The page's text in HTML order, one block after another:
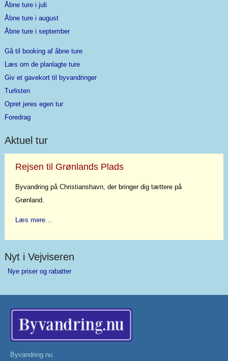
Åbne ture i juli
Åbne ture i august
Åbne ture i september
Gå til booking af åbne ture
Læs om de planlagte ture
Giv et gavekort til byvandringer
Turlisten
Opret jeres egen tur
Foredrag
Aktuel tur
Rejsen til Grønlands Plads
Byvandring på Christianshavn, der bringer dig tættere på
Grønland.
Læs mere…
Nyt i Vejviseren
Nye priser og rabatter
Byvandring.nu